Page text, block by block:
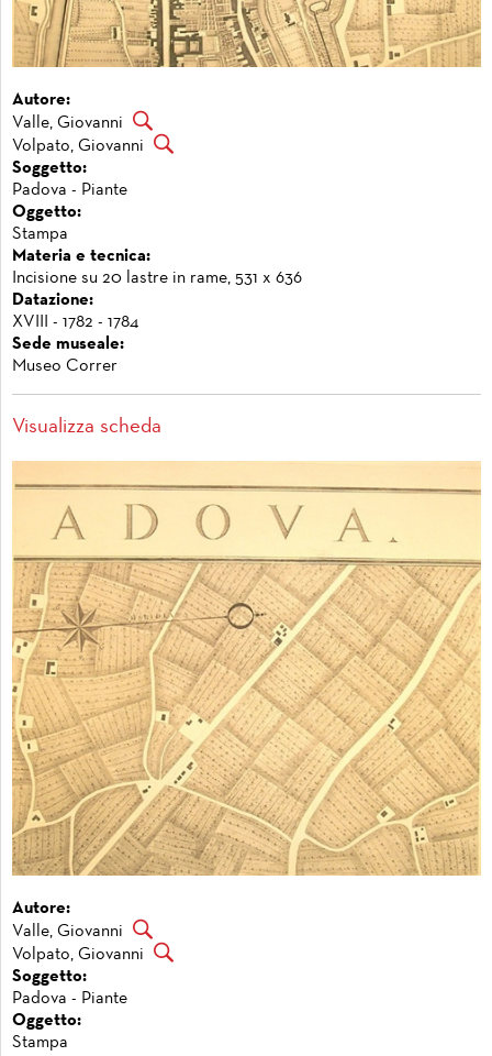
Autore:
Valle, Giovanni
Volpato, Giovanni
Soggetto:
Padova - Piante
Oggetto:
Stampa
Materia e tecnica:
Incisione su 20 lastre in rame, 531 x 636
Datazione:
XVIII - 1782 - 1784
Sede museale:
Museo Correr
Visualizza scheda
Autore:
Valle, Giovanni
Volpato, Giovanni
Soggetto:
Padova - Piante
Oggetto:
Stampa